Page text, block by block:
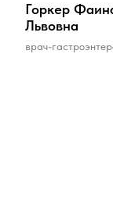
Горкер
Львовна
врач-